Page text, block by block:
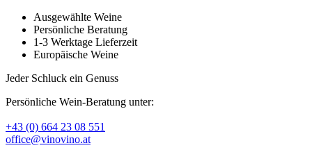
Ausgewählte Weine
Persönliche Beratung
1-3 Werktage Lieferzeit
Europäische Weine
Jeder Schluck ein Genuss
Persönliche Wein-Beratung unter:
+43 (0) 664 23 08 551
office@vinovino.at